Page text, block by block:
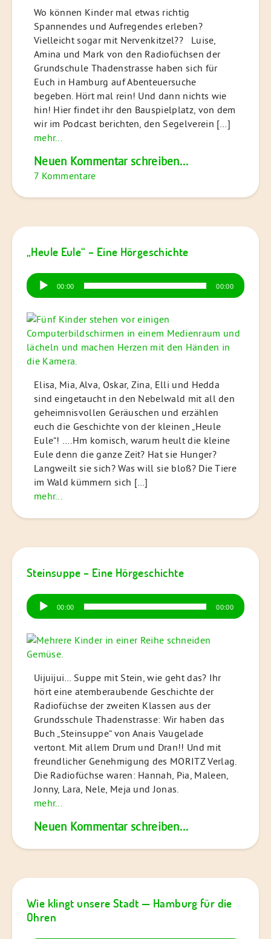
Wo können Kinder mal etwas richtig
Spannendes und Aufregendes erleben?
Vielleicht sogar mit Nervenkitzel?? Luise,
Amina und Mark von den Radiofüchsen der
Grundschule Thadenstrasse haben sich für
Euch in Hamburg auf Abenteuersuche
begeben. Hört mal rein! Und dann nichts wie
hin! Hier findet ihr den Bauspielplatz, von dem
wir im Podcast berichten, den Segelverein […]
mehr...
Neuen Kommentar schreiben...
7 Kommentare
„Heule Eule“ – Eine Hörgeschichte
Audio-
Player
00:00 00:00
Elisa, Mia, Alva, Oskar, Zina, Elli und Hedda
sind eingetaucht in den Nebelwald mit all den
geheimnisvollen Geräuschen und erzählen
euch die Geschichte von der kleinen „Heule
Eule“! ….Hm komisch, warum heult die kleine
Eule denn die ganze Zeit? Hat sie Hunger?
Langweilt sie sich? Was will sie bloß? Die Tiere
im Wald kümmern sich […]
mehr...
Steinsuppe – Eine Hörgeschichte
Audio-
Player
00:00 00:00
Uijuijui… Suppe mit Stein, wie geht das? Ihr
hört eine atemberaubende Geschichte der
Radiofüchse der zweiten Klassen aus der
Grundsschule Thadenstrasse: Wir haben das
Buch „Steinsuppe“ von Anais Vaugelade
vertont. Mit allem Drum und Dran!! Und mit
freundlicher Genehmigung des MORITZ Verlag.
Die Radiofüchse waren: Hannah, Pia, Maleen,
Jonny, Lara, Nele, Meja und Jonas.
mehr...
Neuen Kommentar schreiben...
Wie klingt unsere Stadt — Hamburg für die
Ohren